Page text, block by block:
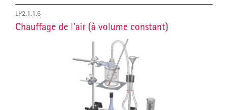
LP2.1.1.6
Chauffage de l'air (à volume constant)